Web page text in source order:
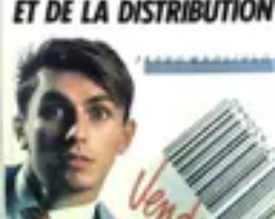
Sport Distribution
Stratégies de distributionLogistique et Chaîne
Réseau
Sport Distribution